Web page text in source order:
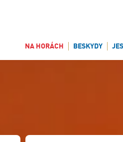
NA HORÁCH BESKYDY